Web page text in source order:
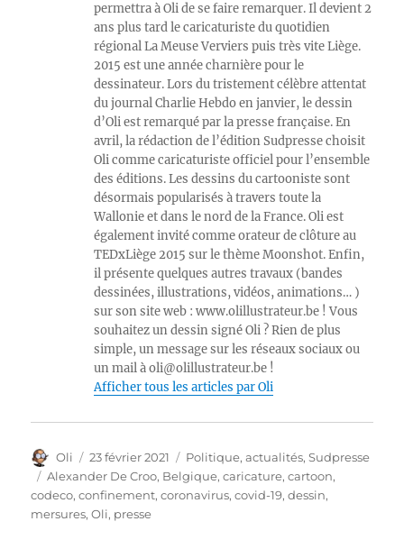
permettra à Oli de se faire remarquer. Il devient 2
ans plus tard le caricaturiste du quotidien
régional La Meuse Verviers puis très vite Liège.
2015 est une année charnière pour le
dessinateur. Lors du tristement célèbre attentat
du journal Charlie Hebdo en janvier, le dessin
d’Oli est remarqué par la presse française. En
avril, la rédaction de l’édition Sudpresse choisit
Oli comme caricaturiste officiel pour l’ensemble
des éditions. Les dessins du cartooniste sont
désormais popularisés à travers toute la
Wallonie et dans le nord de la France. Oli est
également invité comme orateur de clôture au
TEDxLiège 2015 sur le thème Moonshot. Enfin,
il présente quelques autres travaux (bandes
dessinées, illustrations, vidéos, animations… )
sur son site web : www.olillustrateur.be ! Vous
souhaitez un dessin signé Oli ? Rien de plus
simple, un message sur les réseaux sociaux ou
un mail à oli@olillustrateur.be !
Afficher tous les articles par Oli
Auteur
Oli
Publié
le
23 février 2021 Catégories
Politique, actualités,Sudpresse
Étiquettes
Alexander De Croo, Belgique,caricature,cartoon,
codeco,confinement,coronavirus,covid-19,dessin,
mersures,Oli, presse